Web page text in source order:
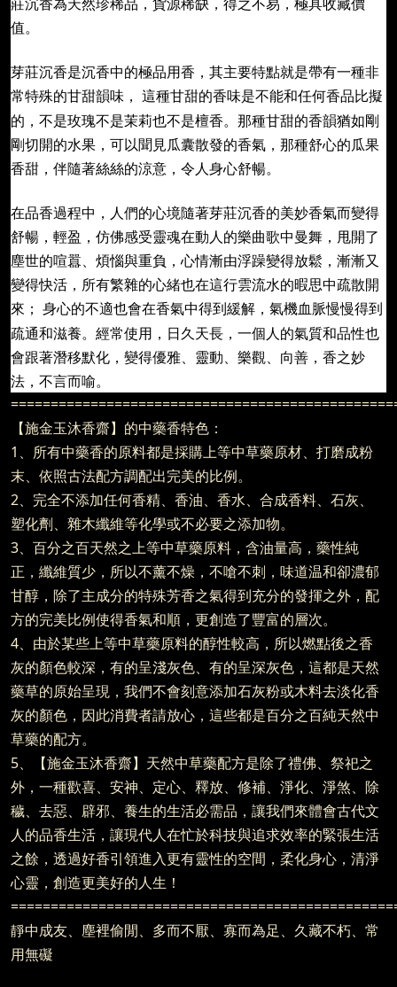
值。
芽莊沉香是沉香中的極品用香，其主要特點就是帶有一種非
常特殊的甘甜韻味， 這種甘甜的香味是不能和任何香品比擬
的，不是玫瑰不是茉莉也不是檀香。那種甘甜的香韻猶如剛
剛切開的水果，可以聞見瓜囊散發的香氣，那種舒心的瓜果
香甜，伴隨著絲絲的涼意，令人身心舒暢。
在品香過程中，人們的心境隨著芽莊沉香的美妙香氣而變得
舒暢，輕盈，仿佛感受靈魂在動人的樂曲歌中曼舞，甩開了
塵世的喧囂、煩惱與重負，心情漸由浮躁變得放鬆，漸漸又
變得快活，所有繁雜的心緒也在這行雲流水的暇思中疏散開
來； 身心的不適也會在香氣中得到緩解，氣機血脈慢慢得到
疏通和滋養。經常使用，日久天長，一個人的氣質和品性也
會跟著潛移默化，變得優雅、靈動、樂觀、向善，香之妙
法，不言而喻。
【施金玉沐香齋】的中藥香特色：
1、所有中藥香的原料都是採購上等中草藥原材、打磨成粉
末、依照古法配方調配出完美的比例。
2、完全不添加任何香精、香油、香水、合成香料、石灰、
塑化劑、雜木纖維等化學或不必要之添加物。
3、百分之百天然之上等中草藥原料，含油量高，藥性純
正，纖維質少，所以不薰不燥，不嗆不刺，味道温和卻濃郁
甘醇，除了主成分的特殊芳香之氣得到充分的發揮之外，配
方的完美比例使得香氣和順，更創造了豐富的層次。
4、由於某些上等中草藥原料的醇性較高，所以燃點後之香
灰的顏色較深，有的呈淺灰色、有的呈深灰色，這都是天然
藥草的原始呈現，我們不會刻意添加石灰粉或木料去淡化香
灰的顏色，因此消費者請放心，這些都是百分之百純天然中
草藥的配方。
5、【施金玉沐香齋】天然中草藥配方是除了禮佛、祭祀之
外，一種歡喜、安神、定心、釋放、修補、淨化、淨煞、除
穢、去惡、辟邪、養生的生活必需品，讓我們來體會古代文
人的品香生活，讓現代人在忙於科技與追求效率的緊張生活
之餘，透過好香引領進入更有靈性的空間，柔化身心，清淨
心靈，創造更美好的人生！
靜中成友、塵裡偷閒、多而不厭、寡而為足、久藏不朽、常
用無礙